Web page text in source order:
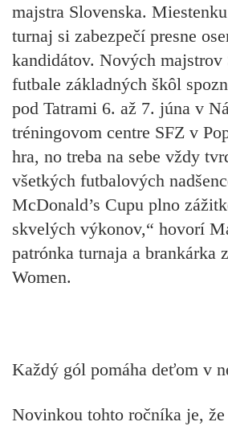
majstra Slovenska.
turnaj si zabezpečí presne
kandidátov. Nových majstrov
futbale základných škôl
pod Tatrami 6. až 7. júna v
tréningovom centre SFZ v
hra, no treba na sebe vždy
všetkých futbalových
McDonald’s Cupu plno
skvelých výkonov,“ hovorí
patrónka turnaja a brankárka
Women.
Každý gól pomáha deťom v
Novinkou tohto ročníka je,